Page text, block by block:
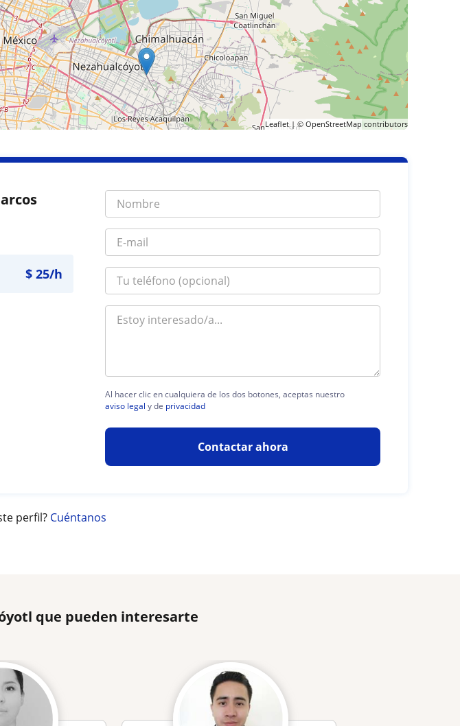
Leaflet| © OpenStreetMap contributors
$25/h
Al hacer clic en cualquiera de los dos botones, aceptas nuestro
aviso legal y de privacidad
Contactar ahora
perfil? Cuéntanos
que pueden interesarte